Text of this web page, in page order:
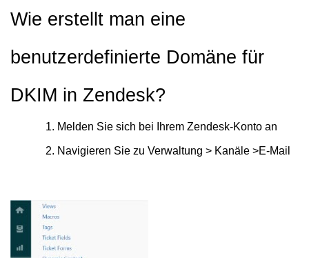
Wie erstellt man eine
benutzerdefinierte Domäne für
DKIM in Zendesk?
Melden Sie sich bei Ihrem Zendesk-Konto an
Navigieren Sie zu Verwaltung > Kanäle >E-Mail